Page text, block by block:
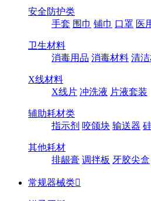
安全防护类
手套 围巾 铺巾 口罩 医
卫生材料
消毒用品 消毒材料 清
X线材料
X线片 冲洗液 片液套装
辅助耗材类
指示剂 咬颌块 输送器
其他耗材
排龈膏 调拌板 牙胶尖盒
常规器械类